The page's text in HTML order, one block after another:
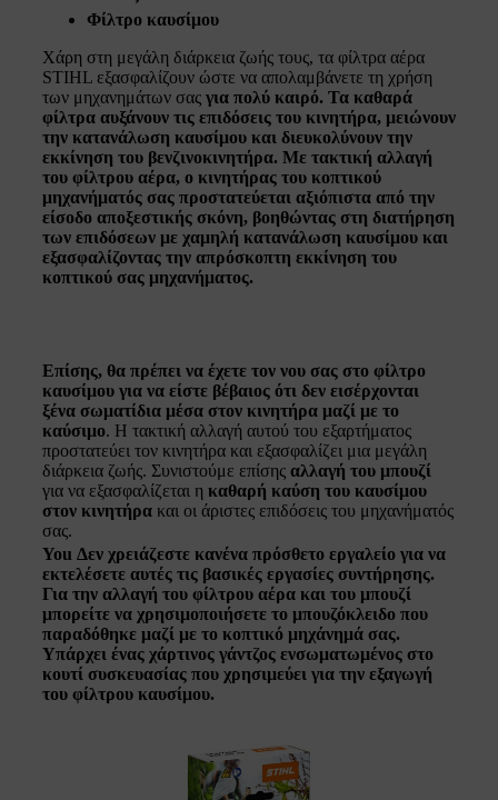
Φίλτρο καυσίμου
Χάρη στη μεγάλη διάρκεια ζωής τους, τα φίλτρα αέρα
STIHL εξασφαλίζουν ώστε να απολαμβάνετε τη χρήση
των μηχανημάτων σας για πολύ καιρό. Τα καθαρά
φίλτρα αυξάνουν τις επιδόσεις του κινητήρα, μειώνουν
την κατανάλωση καυσίμου και διευκολύνουν την
εκκίνηση του βενζινοκινητήρα. Με τακτική αλλαγή
του φίλτρου αέρα, ο κινητήρας του κοπτικού
μηχανήματός σας προστατεύεται αξιόπιστα από την
είσοδο αποξεστικής σκόνη, βοηθώντας στη διατήρηση
των επιδόσεων με χαμηλή κατανάλωση καυσίμου και
εξασφαλίζοντας την απρόσκοπτη εκκίνηση του
κοπτικού σας μηχανήματος.
Επίσης, θα πρέπει να έχετε τον νου σας στο φίλτρο
καυσίμου για να είστε βέβαιος ότι δεν εισέρχονται
ξένα σωματίδια μέσα στον κινητήρα μαζί με το
καύσιμο. Η τακτική αλλαγή αυτού του εξαρτήματος
προστατεύει τον κινητήρα και εξασφαλίζει μια μεγάλη
διάρκεια ζωής. Συνιστούμε επίσης αλλαγή του μπουζί
για να εξασφαλίζεται η καθαρή καύση του καυσίμου
στον κινητήρα και οι άριστες επιδόσεις του μηχανήματός
σας.
You Δεν χρειάζεστε κανένα πρόσθετο εργαλείο για να
εκτελέσετε αυτές τις βασικές εργασίες συντήρησης.
Για την αλλαγή του φίλτρου αέρα και του μπουζί
μπορείτε να χρησιμοποιήσετε το μπουζόκλειδο που
παραδόθηκε μαζί με το κοπτικό μηχάνημά σας.
Υπάρχει ένας χάρτινος γάντζος ενσωματωμένος στο
κουτί συσκευασίας που χρησιμεύει για την εξαγωγή
του φίλτρου καυσίμου.